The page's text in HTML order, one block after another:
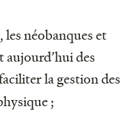
les néobanques et
des
la gestion des
;